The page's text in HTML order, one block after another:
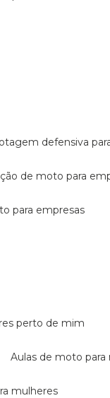
defensiva
de moto para
para empresas
perto de mim
aulas de moto
mulheres